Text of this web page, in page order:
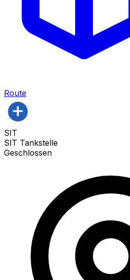
Route
SIT
SIT Tankstelle
Geschlossen